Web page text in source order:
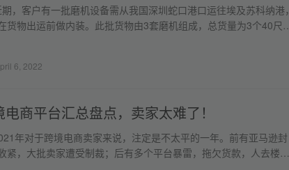
，客户有一批磨机设备需从我国深圳蛇口港口运往埃及苏科纳港
货物出运前做内装。此批货物由3套磨机组成，总货量为3个40尺
6, 2022
商平台汇总盘点，卖家太难了！
年对于跨境电商卖家来说，注定是不太平的一年。前有亚马逊封
紧，大批卖家遭受制裁；后有多个平台暴雷，拖欠货款，人去楼